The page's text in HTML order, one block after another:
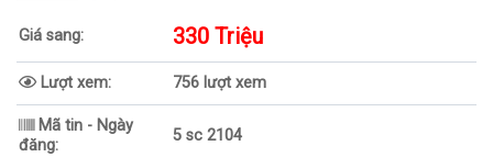
Giá sang: 330 Triệu
Lượt xem: 756 lượt xem
Mã tin - Ngày
đăng:
5 sc 2104